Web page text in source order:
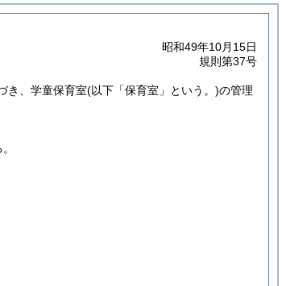
昭和49年10月15日
規則第37号
き、学童保育室(以下「保育室」という。)の管理